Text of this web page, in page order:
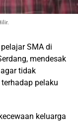
SMA di
mendesak
tidak
pelaku
keluarga